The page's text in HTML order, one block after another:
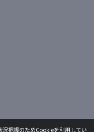
把握のためCookieを利用してい